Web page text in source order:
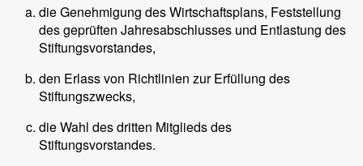
die Genehmigung des Wirtschaftsplans, Feststellung
des geprüften Jahresabschlusses und Entlastung des
Stiftungsvorstandes,
den Erlass von Richtlinien zur Erfüllung des
Stiftungszwecks,
die Wahl des dritten Mitglieds des
Stiftungsvorstandes.